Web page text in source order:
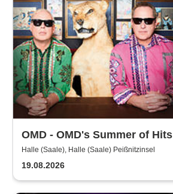
OMD - OMD's Summer of Hits
Halle (Saale), Halle (Saale) Peißnitzinsel
19.08.2026